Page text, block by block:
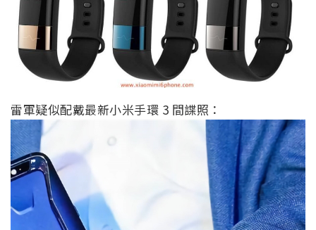
雷軍疑似配戴最新小米手環 3 間諜照：